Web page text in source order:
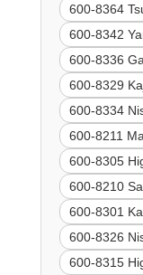
600-8364
600-8342
600-8336
600-8329
600-8334
600-8211
600-8305
600-8210
600-8301
600-8326
600-8315